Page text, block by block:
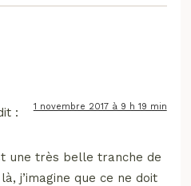
: 1 novembre 2017 à 9 h 19 min
une très belle tranche de
j’imagine que ce ne doit